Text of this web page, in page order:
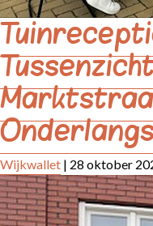
Wijkwallet | 28 oktober